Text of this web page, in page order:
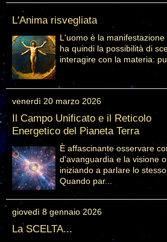
L'Anima risvegliata
L'uomo è la
ha quindi la possibilità di
interagire con la materia:
venerdì 20 marzo 2026
Il Campo Unificato e il Reticolo
Energetico del Pianeta Terra
È affascinante osservare
d'avanguardia e la visione
iniziando a parlare lo
Quando par...
giovedì 8 gennaio 2026
La SCELTA...